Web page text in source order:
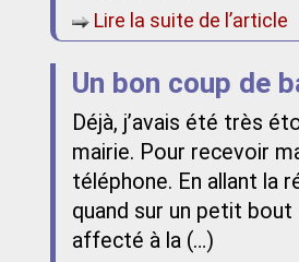
Lire la suite de l’article
Un bon coup de
Déjà, j’avais été très
mairie. Pour recevoir
téléphone. En allant la
quand sur un petit bout
affecté à la (…)